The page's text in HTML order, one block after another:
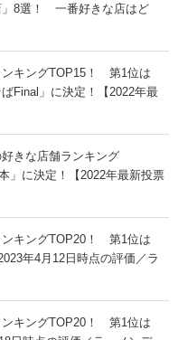
」8選！ 一番好きな店はど
ンキングTOP15！ 第1位は
Final」に決定！【2022年最
好きな店舗ランキング
」に決定！【2022年最新投票
ンキングTOP20！ 第1位は
年4月12日時点の評価／ラ
ンキングTOP20！ 第1位は